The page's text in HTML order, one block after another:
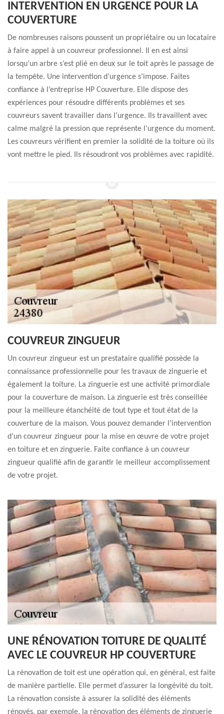
INTERVENTION EN URGENCE POUR LA
COUVERTURE
De nombreuses raisons poussent un propriétaire ou un locataire
à faire appel à un couvreur professionnel. Il en est ainsi
lorsqu’un arbre s’est plié en deux sur le toit après le passage de
la tempête. Une intervention d’urgence s’impose. Faites
confiance à l’entreprise HP Couverture. Elle dispose des
expériences pour résoudre différents problèmes et ses
couvreurs savent travailler dans l’urgence. Ils travaillent avec
calme malgré la pression que représente l’urgence du moment.
Les couvreurs vérifient en premier la solidité de la toiture où ils
vont mettre le pied. Ils résoudront vos problèmes avec rapidité.
COUVREUR ZINGUEUR
Un couvreur zingueur est un prestataire qualifié possède la
connaissance professionnelle pour les travaux de zinguerie et
également la toiture. La zinguerie est une activité primordiale
pour la couverture de maison. La zinguerie est très conseillée
pour la meilleure étanchéité de tout type et tout état de la
couverture de la maison. Vous pouvez demander l’intervention
d’un couvreur zingueur pour la mise en œuvre de votre projet
en toiture et en zinguerie. Faite confiance à un couvreur
zingueur qualifié afin de garantir le meilleur accomplissement
de votre projet.
UNE RÉNOVATION TOITURE DE QUALITÉ
AVEC LE COUVREUR HP COUVERTURE
La rénovation de toit est une opération qui, en général, est faite
de manière partielle. Elle permet d’assurer la longévité du toit.
La rénovation consiste à assurer la solidité des éléments
rénovés, par exemple, la rénovation des éléments de zinguerie